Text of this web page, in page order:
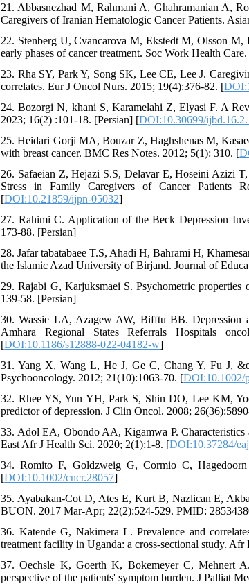
21. Abbasnezhad M, Rahmani A, Ghahramanian A,
Caregivers of Iranian Hematologic Cancer Patients.
22. Stenberg U, Cvancarova M, Ekstedt M, Olsson M,
early phases of cancer treatment. Soc Work Health
23. Rha SY, Park Y, Song SK, Lee CE, Lee J.
correlates. Eur J Oncol Nurs. 2015; 19(4):376-82. [
24. Bozorgi N, khani S, Karamelahi Z, Elyasi F. A
2023; 16(2) :101-18. [Persian] [DOI:10.30699/
25. Heidari Gorji MA, Bouzar Z, Haghshenas M,
with breast cancer. BMC Res Notes. 2012; 5(1): 310. [
26. Safaeian Z, Hejazi S.S, Delavar E, Hoseini Azizi
Stress in Family Caregivers of Cancer Patients
[DOI:10.21859/ijpn-05032]
27. Rahimi C. Application of the Beck Depression
173-88. [Persian]
28. Jafar tabatabaee T.S, Ahadi H, Bahrami H,
the Islamic Azad University of Birjand. Journal of
29. Rajabi G, Karjuksmaei S. Psychometric properties
139-58. [Persian]
30. Wassie LA, Azagew AW, Bifftu BB. Depression
Amhara Regional States Referrals Hospitals
[DOI:10.1186/s12888-022-04182-w]
31. Yang X, Wang L, He J, Ge C, Chang Y, Fu J,
Psychooncology. 2012; 21(10):1063-70. [DOI:10.1002/
32. Rhee YS, Yun YH, Park S, Shin DO, Lee KM,
predictor of depression. J Clin Oncol. 2008;
33. Adol EA, Obondo AA, Kigamwa P. Characteristics
East Afr J Health Sci. 2020; 2(1):1-8. [DOI:10.37284/
34. Romito F, Goldzweig G, Cormio C,
[DOI:10.1002/cncr.28057]
35. Ayabakan-Cot D, Ates E, Kurt B, Nazlican E,
BUON. 2017 Mar-Apr; 22(2):524-529. PMID:
36. Katende G, Nakimera L. Prevalence and
treatment facility in Uganda: a cross-sectional study.
37. Oechsle K, Goerth K, Bokemeyer C, Mehnert
perspective of the patients' symptom burden. J Palliat